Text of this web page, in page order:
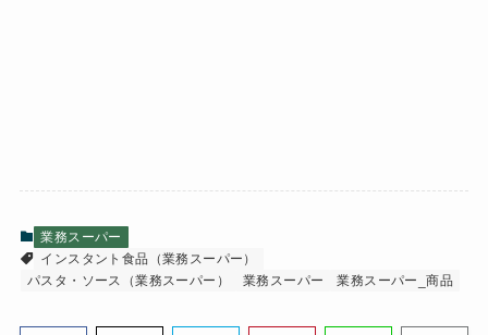
業務スーパー
インスタント食品（業務スーパー）
パスタ・ソース（業務スーパー）
業務スーパー 業務スーパー_商品